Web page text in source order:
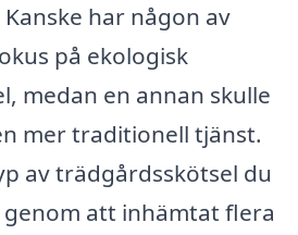
har någon av
på ekologisk
medan en annan skulle
mer traditionell tjänst.
av trädgårdsskötsel du
genom att inhämtat flera